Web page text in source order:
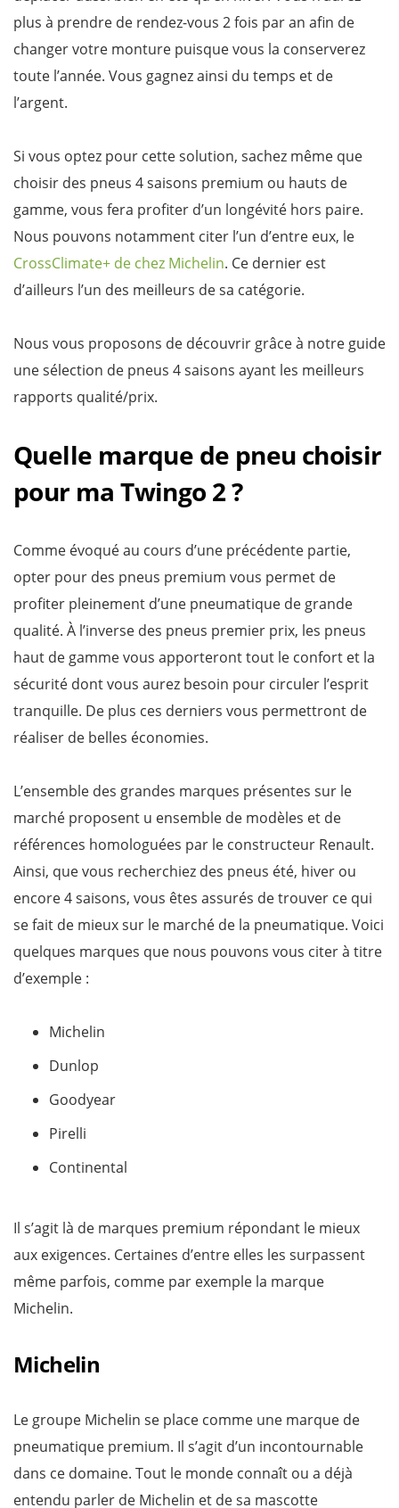
plus à prendre de rendez-vous 2 fois par an afin de
changer votre monture puisque vous la conserverez
toute l’année. Vous gagnez ainsi du temps et de
l’argent.
Si vous optez pour cette solution, sachez même que
choisir des pneus 4 saisons premium ou hauts de
gamme, vous fera profiter d’un longévité hors paire.
Nous pouvons notamment citer l’un d’entre eux, le
CrossClimate+ de chez Michelin. Ce dernier est
d’ailleurs l’un des meilleurs de sa catégorie.
Nous vous proposons de découvrir grâce à notre guide
une sélection de pneus 4 saisons ayant les meilleurs
rapports qualité/prix.
Quelle marque de pneu choisir
pour ma Twingo 2 ?
Comme évoqué au cours d’une précédente partie,
opter pour des pneus premium vous permet de
profiter pleinement d’une pneumatique de grande
qualité. À l’inverse des pneus premier prix, les pneus
haut de gamme vous apporteront tout le confort et la
sécurité dont vous aurez besoin pour circuler l’esprit
tranquille. De plus ces derniers vous permettront de
réaliser de belles économies.
L’ensemble des grandes marques présentes sur le
marché proposent u ensemble de modèles et de
références homologuées par le constructeur Renault.
Ainsi, que vous recherchiez des pneus été, hiver ou
encore 4 saisons, vous êtes assurés de trouver ce qui
se fait de mieux sur le marché de la pneumatique. Voici
quelques marques que nous pouvons vous citer à titre
d’exemple :
Michelin
Dunlop
Goodyear
Pirelli
Continental
Il s’agit là de marques premium répondant le mieux
aux exigences. Certaines d’entre elles les surpassent
même parfois, comme par exemple la marque
Michelin.
Michelin
Le groupe Michelin se place comme une marque de
pneumatique premium. Il s’agit d’un incontournable
dans ce domaine. Tout le monde connaît ou a déjà
entendu parler de Michelin et de sa mascotte